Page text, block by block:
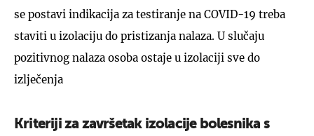
se postavi indikacija za testiranje na COVID-19 treba
staviti u izolaciju do pristizanja nalaza. U slučaju
pozitivnog nalaza osoba ostaje u izolaciji sve do
izlječenja
Kriteriji za završetak izolacije bolesnika s